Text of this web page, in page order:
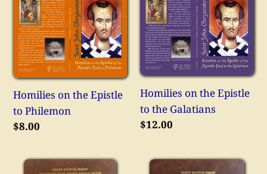
on
the
Epistle
to
Philemon
Homilies on the Epistle
to Philemon
Κανονική
$8.00
on
the
Epistle
to
the
Galatians
Homilies on the Epistle
to the Galatians
Κανονική
$12.00
Homilies,
Hymns